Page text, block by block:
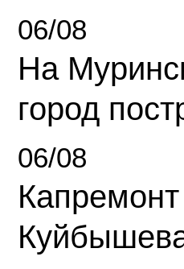
06/08
На
город
06/08